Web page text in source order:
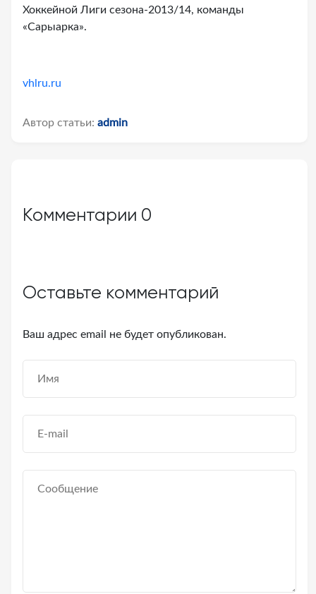
Хоккейной Лиги сезона-2013/14, команды
«Сарыарка».
vhlru.ru
Автор статьи: admin
Комментарии 0
Оставьте комментарий
Ваш адрес email не будет опубликован.